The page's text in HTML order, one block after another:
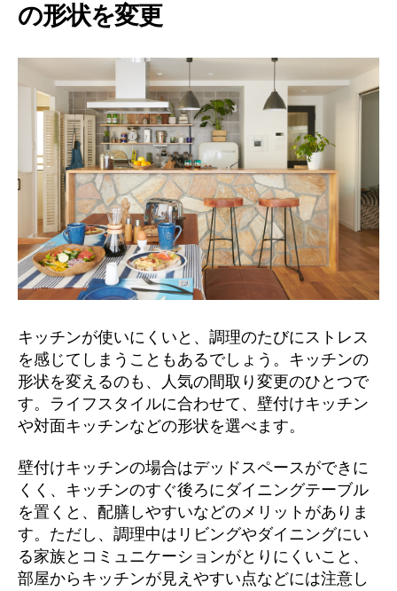
の形状を変更
キッチンが使いにくいと、調理のたびにストレス
を感じてしまうこともあるでしょう。キッチンの
形状を変えるのも、人気の間取り変更のひとつで
す。ライフスタイルに合わせて、壁付けキッチン
や対面キッチンなどの形状を選べます。
壁付けキッチンの場合はデッドスペースができに
くく、キッチンのすぐ後ろにダイニングテーブル
を置くと、配膳しやすいなどのメリットがありま
す。ただし、調理中はリビングやダイニングにい
る家族とコミュニケーションがとりにくいこと、
部屋からキッチンが見えやすい点などには注意し